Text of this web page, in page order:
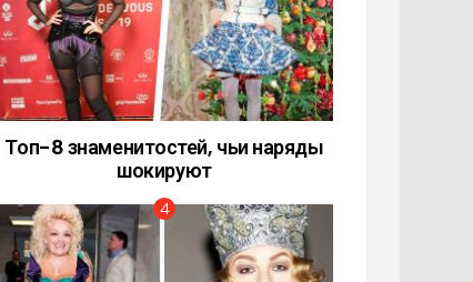
Топ-8 знаменитостей, чьи наряды
шокируют